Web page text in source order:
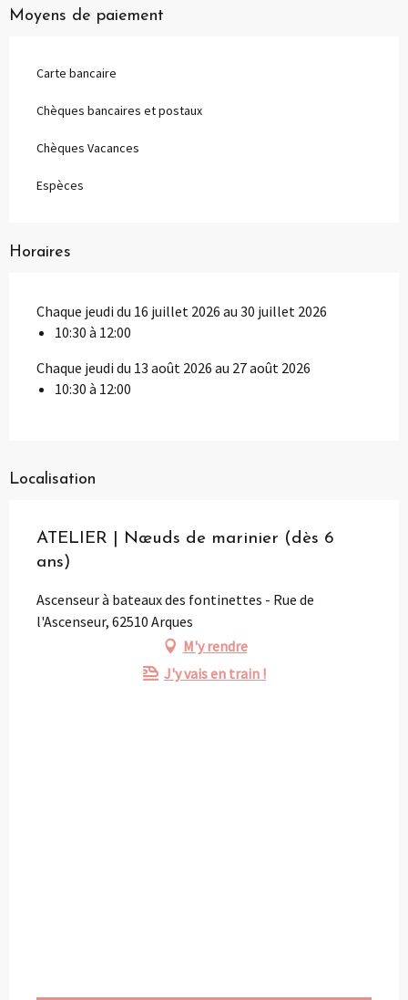
Moyens de paiement
Carte bancaire
Chèques bancaires et postaux
Chèques Vacances
Espèces
Horaires
Chaque jeudi du 16 juillet 2026 au 30 juillet 2026
10:30 à 12:00
Chaque jeudi du 13 août 2026 au 27 août 2026
10:30 à 12:00
Localisation
ATELIER | Nœuds de marinier (dès 6
ans)
Ascenseur à bateaux des fontinettes - Rue de
l'Ascenseur, 62510 Arques
M'y rendre
J'y vais en train !